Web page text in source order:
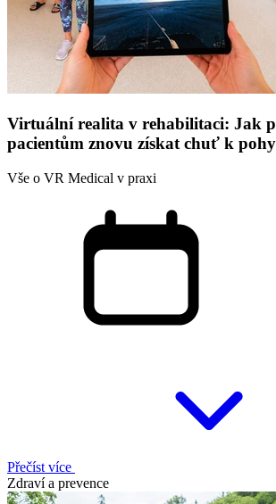
Virtuální realita v rehabilitaci: Jak
pacientům znovu získat chuť k
Vše o VR Medical v praxi
Přečíst více
Zdraví a prevence